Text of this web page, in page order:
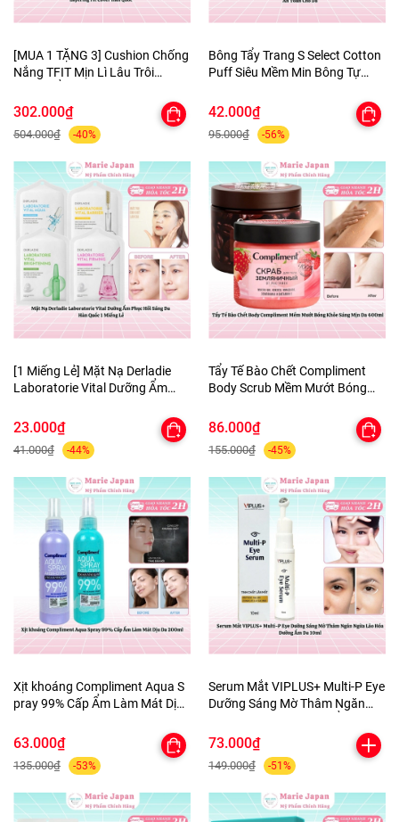
[MUA 1 TẶNG 3] Cushion Chống
Nắng TFIT Mịn Lì Lâu Trôi
Fit Cover Hàn Quốc
302.000₫
504.000₫ -40%
Bông Tẩy Trang S Select Cotton
Puff Siêu Mềm Min Bông Tự
42.000₫
95.000₫ -56%
[1 Miếng Lẻ] Mặt Nạ Derladie
Laboratorie Vital Dưỡng Ẩm
23.000₫
41.000₫ -44%
Tẩy Tế Bào Chết Compliment
Body Scrub Mềm Mướt Bóng
86.000₫
155.000₫ -45%
Xịt khoáng Compliment Aqua S
pray 99% Cấp Ẩm Làm Mát Dịu
63.000₫
135.000₫ -53%
Serum Mắt VIPLUS+ Multi-P Eye
Dưỡng Sáng Mờ Thâm Ngăn
10ml
73.000₫
149.000₫ -51%